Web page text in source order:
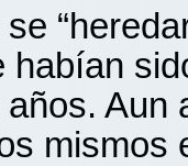
habían
Aun
mismos